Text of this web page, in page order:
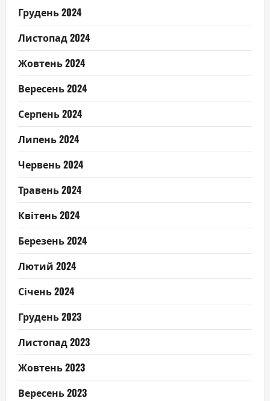
Грудень 2024
Листопад 2024
Жовтень 2024
Вересень 2024
Серпень 2024
Липень 2024
Червень 2024
Травень 2024
Квітень 2024
Березень 2024
Лютий 2024
Січень 2024
Грудень 2023
Листопад 2023
Жовтень 2023
Вересень 2023